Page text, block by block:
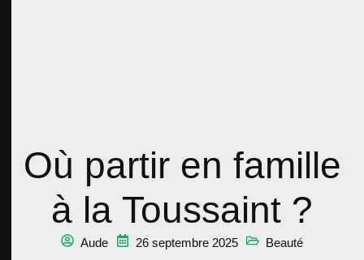
Où partir en famille
à la Toussaint ?
Aude 26 septembre 2025 Beauté